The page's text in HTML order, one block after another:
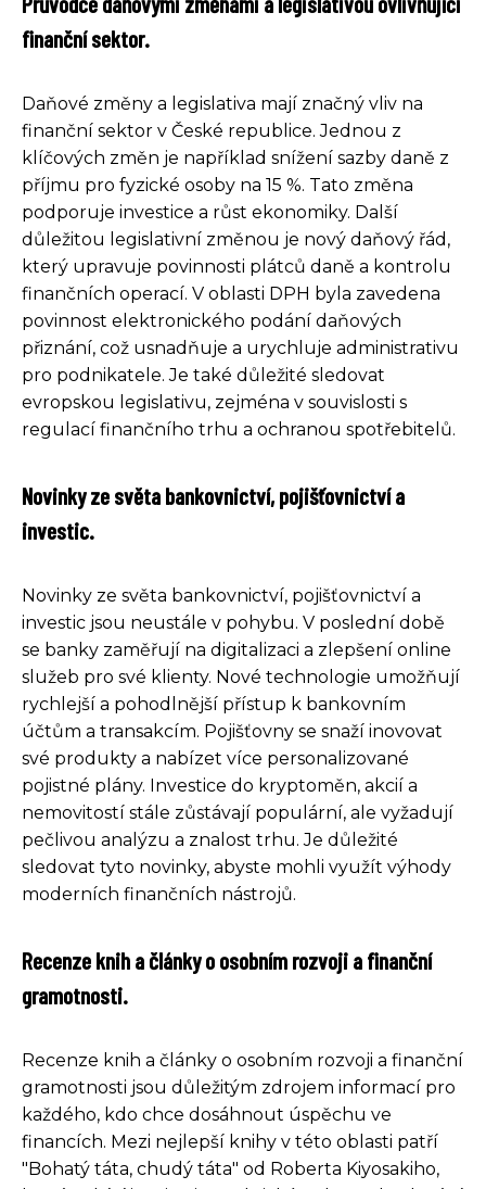
finanční sektor.
Daňové změny a legislativa mají značný vliv na
finanční sektor v České republice. Jednou z
klíčových změn je například snížení sazby daně z
příjmu pro fyzické osoby na 15 %. Tato změna
podporuje investice a růst ekonomiky. Další
důležitou legislativní změnou je nový daňový řád,
který upravuje povinnosti plátců daně a kontrolu
finančních operací. V oblasti DPH byla zavedena
povinnost elektronického podání daňových
přiznání, což usnadňuje a urychluje administrativu
pro podnikatele. Je také důležité sledovat
evropskou legislativu, zejména v souvislosti s
regulací finančního trhu a ochranou spotřebitelů.
Novinky ze světa bankovnictví, pojišťovnictví a
investic.
Novinky ze světa bankovnictví, pojišťovnictví a
investic jsou neustále v pohybu. V poslední době
se banky zaměřují na digitalizaci a zlepšení online
služeb pro své klienty. Nové technologie umožňují
rychlejší a pohodlnější přístup k bankovním
účtům a transakcím. Pojišťovny se snaží inovovat
své produkty a nabízet více personalizované
pojistné plány. Investice do kryptoměn, akcií a
nemovitostí stále zůstávají populární, ale vyžadují
pečlivou analýzu a znalost trhu. Je důležité
sledovat tyto novinky, abyste mohli využít výhody
moderních finančních nástrojů.
Recenze knih a články o osobním rozvoji a finanční
gramotnosti.
Recenze knih a články o osobním rozvoji a finanční
gramotnosti jsou důležitým zdrojem informací pro
každého, kdo chce dosáhnout úspěchu ve
financích. Mezi nejlepší knihy v této oblasti patří
"Bohatý táta, chudý táta" od Roberta Kiyosakiho,